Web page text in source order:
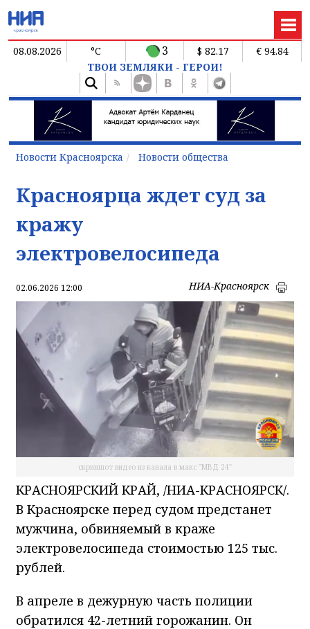
08.08.2026 °C 3 $ 82.17
€ 94.84
ТВОИ ЗЕМЛЯКИ - ГЕРОИ!
Новости Красноярска Новости общества
Красноярца ждет суд за
кражу
электровелосипеда
02.06.2026 12:00 НИА-Красноярск
скриншот видео из канала в макс "МВД 24"
КРАСНОЯРСКИЙ КРАЙ, /НИА-КРАСНОЯРСК/.
В Красноярске перед судом предстанет
мужчина, обвиняемый в краже
электровелосипеда стоимостью 125 тыс.
рублей.
В апреле в дежурную часть полиции
обратился 42-летний горожанин. Он